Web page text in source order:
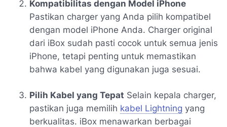
Kompatibilitas dengan Model iPhone
Pastikan charger yang Anda pilih kompatibel
dengan model iPhone Anda. Charger original
dari iBox sudah pasti cocok untuk semua jenis
iPhone, tetapi penting untuk memastikan
bahwa kabel yang digunakan juga sesuai.
Pilih Kabel yang Tepat Selain kepala charger,
pastikan juga memilih kabel Lightning yang
berkualitas. iBox menawarkan berbagai